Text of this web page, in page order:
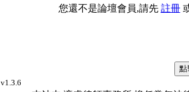
您還不是論壇會員,請先 註冊
v1.3.6